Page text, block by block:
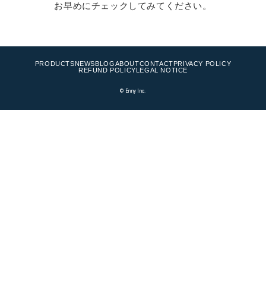
お早めにチェックしてみてください。
PRODUCTSNEWS BLOGABOUTCONTACT PRIVACY POLICY
REFUND POLICY LEGAL NOTICE
© Enny Inc.